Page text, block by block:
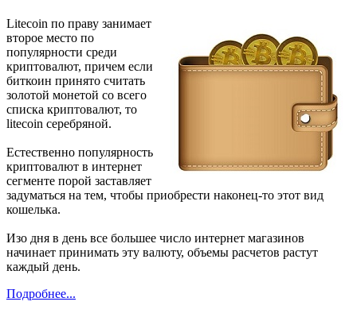
Litecoin по праву занимает
второе место по
популярности среди
криптовалют, причем если
биткоин принято считать
золотой монетой со всего
списка криптовалют, то
litecoin серебряной.
Естественно популярность
криптовалют в интернет
сегменте порой заставляет
задуматься на тем, чтобы приобрести наконец-то этот вид
кошелька.
Изо дня в день все большее число интернет магазинов
начинает принимать эту валюту, объемы расчетов растут
каждый день.
Подробнее...